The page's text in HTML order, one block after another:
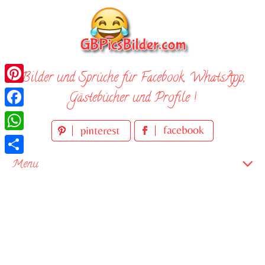
Bilder und Sprüche für Facebook, WhatsApp,
Gästebücher und Profile !
Menu
Pinterest
Facebook
WhatsApp
Teilen